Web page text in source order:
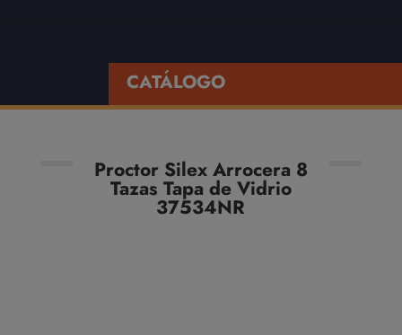
CATÁLOGO
Proctor Silex Arrocera 8
Tazas Tapa de Vidrio
37534NR